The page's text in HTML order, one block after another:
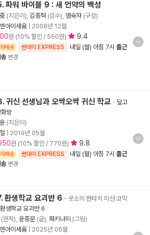
파워 바이블 9 : 새 언약의 백성
(지은이), 김종혁 (감수), 염숙자 (구성)
아이세움
2008년 12월
원 (10% 할인 / 550원) 9.4
배송 썬데이 EXPRESS 내일 (월) 아침 7시 출근
변경
귀신 선생님과 오싹오싹 귀신 학교 - 달고
방
(지은이)
2019년 05월
원 (10% 할인 / 770원) 9.8
배송 썬데이 EXPRESS 내일 (월) 아침 7시 출근
변경
환생학교 요괴반 6 - 웃소의 판타지 미션 코믹
환생학교 요괴반 6
(원작), 윤종문 (글), 파키나미 (그림)
아이세움
2025년 06월